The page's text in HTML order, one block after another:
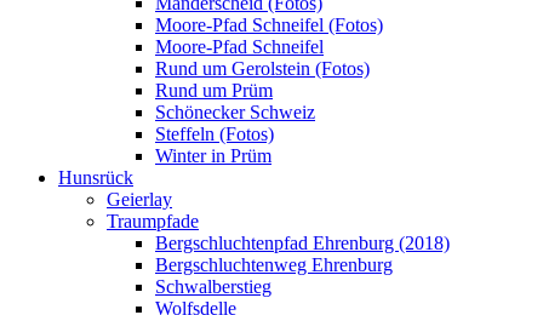
Moore-Pfad Schneifel (Fotos)
Moore-Pfad Schneifel
Rund um Gerolstein (Fotos)
Rund um Prüm
Schönecker Schweiz
Steffeln (Fotos)
Winter in Prüm
Hunsrück
Geierlay
Traumpfade
Bergschluchtenpfad Ehrenburg (2018)
Bergschluchtenweg Ehrenburg
Schwalberstieg
Wolfsdelle